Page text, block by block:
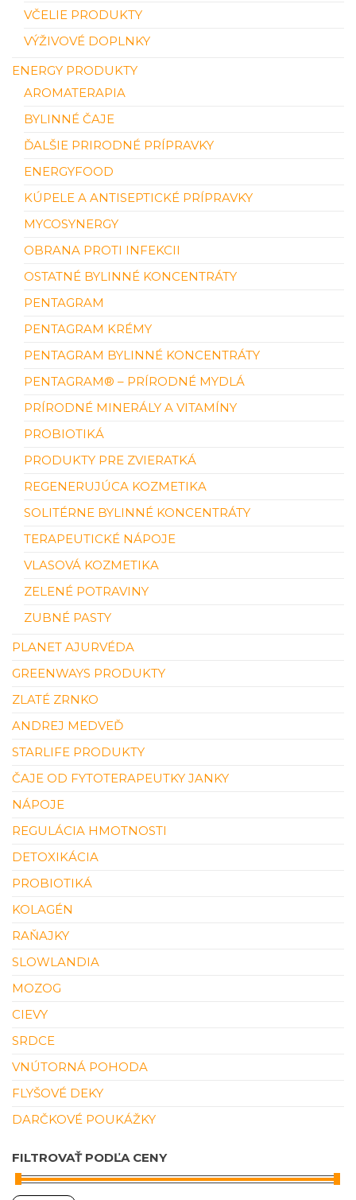
VČELIE PRODUKTY
VÝŽIVOVÉ DOPLNKY
ENERGY PRODUKTY
AROMATERAPIA
BYLINNÉ ČAJE
ĎALŠIE PRIRODNÉ PRÍPRAVKY
ENERGYFOOD
KÚPELE A ANTISEPTICKÉ PRÍPRAVKY
MYCOSYNERGY
OBRANA PROTI INFEKCII
OSTATNÉ BYLINNÉ KONCENTRÁTY
PENTAGRAM
PENTAGRAM KRÉMY
PENTAGRAM BYLINNÉ KONCENTRÁTY
PENTAGRAM® – PRÍRODNÉ MYDLÁ
PRÍRODNÉ MINERÁLY A VITAMÍNY
PROBIOTIKÁ
PRODUKTY PRE ZVIERATKÁ
REGENERUJÚCA KOZMETIKA
SOLITÉRNE BYLINNÉ KONCENTRÁTY
TERAPEUTICKÉ NÁPOJE
VLASOVÁ KOZMETIKA
ZELENÉ POTRAVINY
ZUBNÉ PASTY
PLANET AJURVÉDA
GREENWAYS PRODUKTY
ZLATÉ ZRNKO
ANDREJ MEDVEĎ
STARLIFE PRODUKTY
ČAJE OD FYTOTERAPEUTKY JANKY
NÁPOJE
REGULÁCIA HMOTNOSTI
DETOXIKÁCIA
PROBIOTIKÁ
KOLAGÉN
RAŇAJKY
SLOWLANDIA
MOZOG
CIEVY
SRDCE
VNÚTORNÁ POHODA
FLYŠOVÉ DEKY
DARČKOVÉ POUKÁŽKY
FILTROVAŤ PODĽA CENY